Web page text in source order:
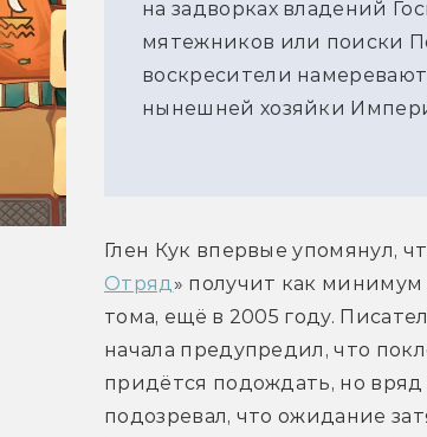
на задворках владений
мятежников или поиски
воскресители
нынешней хозяйки
Глен Кук впервые упомянул,
Отряд» получит как минимум
тома, ещё в 2005 году.
начала предупредил, что
придётся подождать, но вряд
подозревал, что ожидание